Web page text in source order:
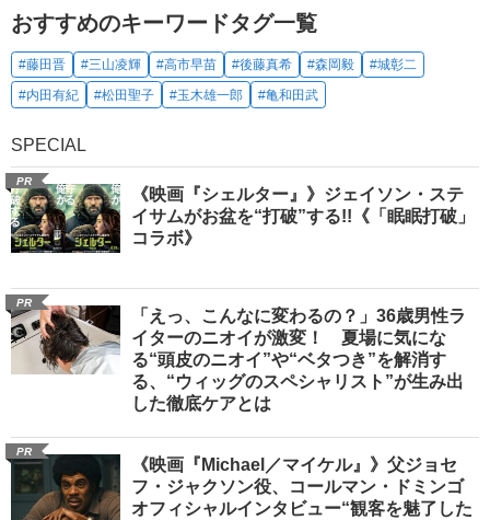
おすすめのキーワードタグ一覧
#藤田晋 #三山凌輝 #高市早苗 #後藤真希 #森岡毅
#城彰二
#内田有紀
#松田聖子 #玉木雄一郎 #亀和田武
SPECIAL
PR
《映画『シェルター』》ジェイソン・ステ
イサムがお盆を“打破”する!!《「眠眠打破」
コラボ》
PR
「えっ、こんなに変わるの？」36歳男性ラ
イターのニオイが激変！ 夏場に気にな
る“頭皮のニオイ”や“ベタつき”を解消す
る、“ウィッグのスペシャリスト”が生み出
した徹底ケアとは
PR
《映画『Michael／マイケル』》父ジョセ
フ・ジャクソン役、コールマン・ドミンゴ
オフィシャルインタビュー“観客を魅了した